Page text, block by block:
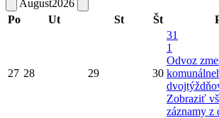
August2026
Po
Ut St Št
27 28 29 30
31
1
Odvoz
Zobraziť
záznamy z